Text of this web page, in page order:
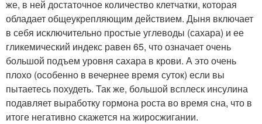
же, в ней достаточное количество клетчатки, которая
обладает общеукрепляющим действием. Дыня включает
в себя исключительно простые углеводы (сахара) и ее
гликемический индекс равен 65, что означает очень
большой подъем уровня сахара в крови. А это очень
плохо (особенно в вечернее время суток) если вы
пытаетесь похудеть. Так же, большой всплеск инсулина
подавляет выработку гормона роста во время сна, что в
итоге негативно скажется на жиросжигании.